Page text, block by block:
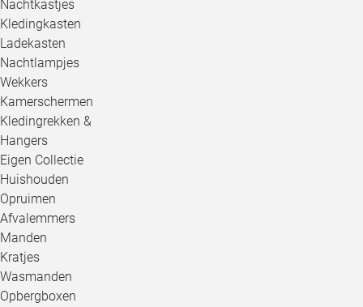
Nachtkastjes
Kledingkasten
Ladekasten
Nachtlampjes
Wekkers
Kamerschermen
Kledingrekken &
Hangers
Eigen Collectie
Huishouden
Opruimen
Afvalemmers
Manden
Kratjes
Wasmanden
Opbergboxen